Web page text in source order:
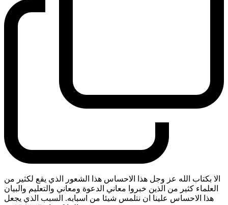
الا بكتاب الله عز وجل هذا الاحساس هذا الشعور الذي يقع لكثير من
العلماء كثير من الذين خبروا معاني الدعوة ومعاني والتعليم والبيان
هذا الاحساس علينا ان نتلمس شيئا من اسبابه. السبب الذي يجعل